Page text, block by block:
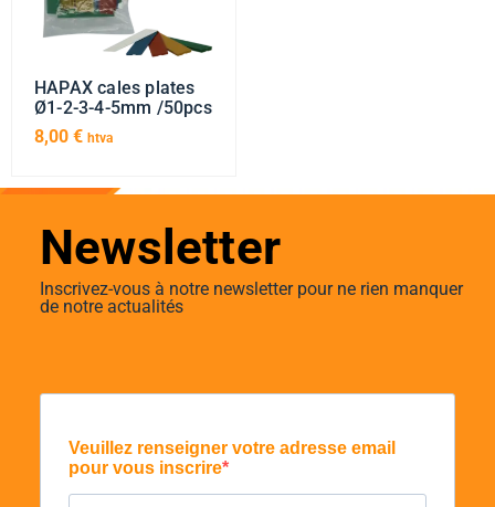
HAPAX cales plates
Ø1-2-3-4-5mm /50pcs
8,00 € htva
Newsletter
Inscrivez-vous à notre newsletter pour ne rien manquer
de notre actualités